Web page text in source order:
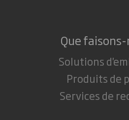
Que faisons-
Solutions
Produits de
Services de